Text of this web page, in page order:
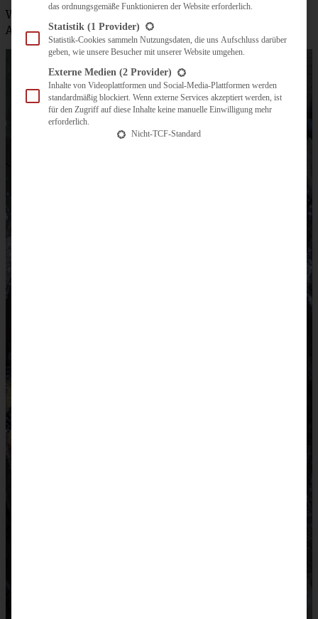
Wahlweise noch Vanille-Eis, Vanille-Sauce oder auch
Ahornsirup
das ordnungsgemäße Funktionieren der Website erforderlich.
Statistik (1 Provider)
Statistik-Cookies sammeln Nutzungsdaten, die uns Aufschluss darüber
geben, wie unsere Besucher mit unserer Website umgehen.
Externe Medien (2 Provider)
Inhalte von Videoplattformen und Social-Media-Plattformen werden
standardmäßig blockiert. Wenn externe Services akzeptiert werden, ist
für den Zugriff auf diese Inhalte keine manuelle Einwilligung mehr
erforderlich.
Nicht-TCF-Standard